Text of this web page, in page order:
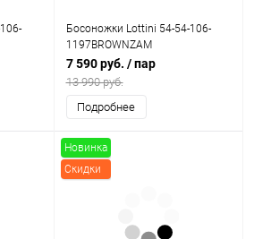
Босоножки Lottini 54-54-106-
1197BROWNZAM
7 590 руб. / пар
13 990 руб.
Подробнее
Новинка
Скидки